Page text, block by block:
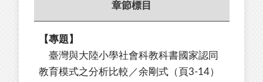
章節標目
【專題】
臺灣與大陸小學社會科教科書國家認同
教育模式之分析比較／余剛式（頁3-14）